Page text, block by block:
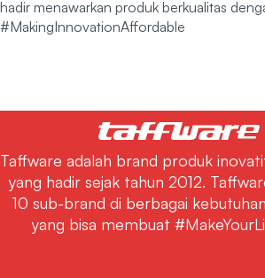
hadir menawarkan produk berkualitas
#MakingInnovationAffordable
Taffware adalah brand produk
yang hadir sejak tahun 2012.
10 sub-brand di berbagai
yang bisa membuat